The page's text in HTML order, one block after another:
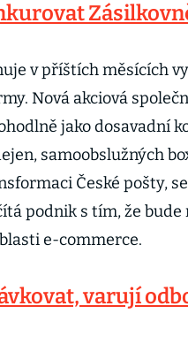
v příštích měsících
Nová akciová
jako dosavadní
samoobslužných
České pošty,
podnik s tím, že bude
e-commerce.
varují